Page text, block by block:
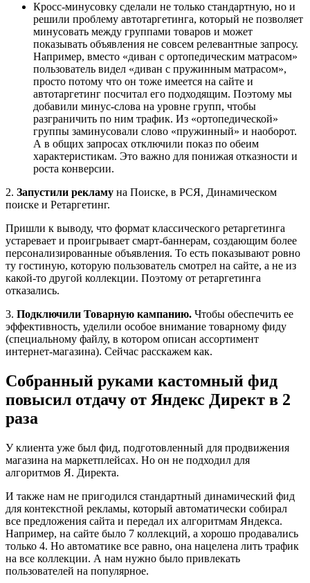
Кросс-минусовку сделали не только стандартную, но и
решили проблему автотаргетинга, который не позволяет
минусовать между группами товаров и может
показывать объявления не совсем релевантные запросу.
Например, вместо «диван с ортопедическим матрасом»
пользователь видел «диван с пружинным матрасом»,
просто потому что он тоже имеется на сайте и
автотаргетинг посчитал его подходящим. Поэтому мы
добавили минус-слова на уровне групп, чтобы
разграничить по ним трафик. Из «ортопедической»
группы заминусовали слово «пружинный» и наоборот.
А в общих запросах отключили показ по обеим
характеристикам. Это важно для понижая отказности и
роста конверсии.
2. Запустили рекламу на Поиске, в РСЯ, Динамическом
поиске и Ретаргетинг.
Пришли к выводу, что формат классического ретаргетинга
устаревает и проигрывает смарт-баннерам, создающим более
персонализированные объявления. То есть показывают ровно
ту гостиную, которую пользователь смотрел на сайте, а не из
какой-то другой коллекции. Поэтому от ретаргетинга
отказались.
3. Подключили Товарную кампанию. Чтобы обеспечить ее
эффективность, уделили особое внимание товарному фиду
(специальному файлу, в котором описан ассортимент
интернет-магазина). Сейчас расскажем как.
Собранный руками кастомный фид
повысил отдачу от Яндекс Директ в 2
раза
У клиента уже был фид, подготовленный для продвижения
магазина на маркетплейсах. Но он не подходил для
алгоритмов Я. Директа.
И также нам не пригодился стандартный динамический фид
для контекстной рекламы, который автоматически собирал
все предложения сайта и передал их алгоритмам Яндекса.
Например, на сайте было 7 коллекций, а хорошо продавались
только 4. Но автоматике все равно, она нацелена лить трафик
на все коллекции. А нам нужно было привлекать
пользователей на популярное.